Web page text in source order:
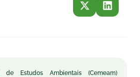
Estudos Ambientais (Cemeam)